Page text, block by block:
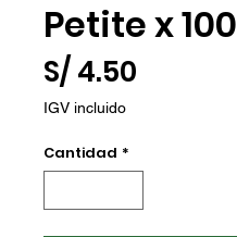
Petite x 100
S/ 4.50
IGV incluido
Cantidad *